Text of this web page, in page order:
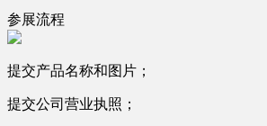
参展流程
提交产品名称和图片；
提交公司营业执照；